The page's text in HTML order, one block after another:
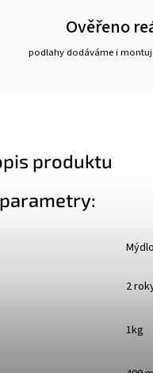
Ověřeno
podlahy dodáváme i
produktu
2
1kg